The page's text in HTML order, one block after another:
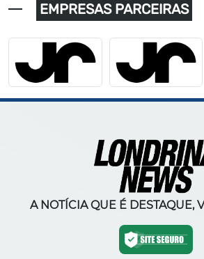
EMPRESAS PARCEIRAS
A NOTÍCIA QUE É DESTAQUE,